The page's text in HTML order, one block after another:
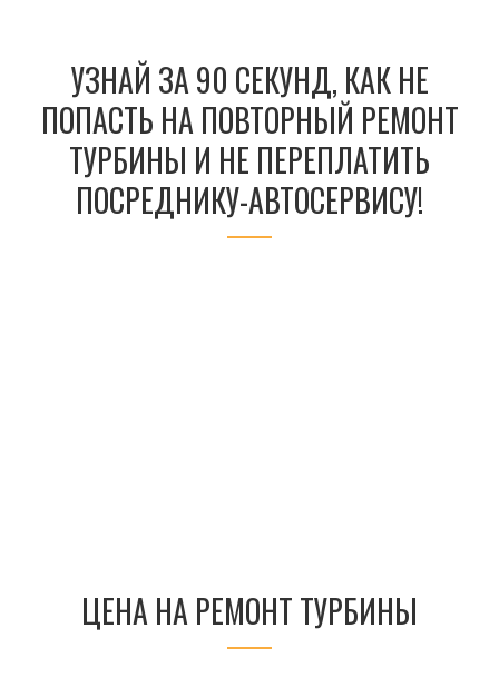
УЗНАЙ ЗА 90 СЕКУНД, КАК НЕ
ПОПАСТЬ НА ПОВТОРНЫЙ РЕМОНТ
ТУРБИНЫ И НЕ ПЕРЕПЛАТИТЬ
ПОСРЕДНИКУ-АВТОСЕРВИСУ!
ЦЕНА НА РЕМОНТ ТУРБИНЫ